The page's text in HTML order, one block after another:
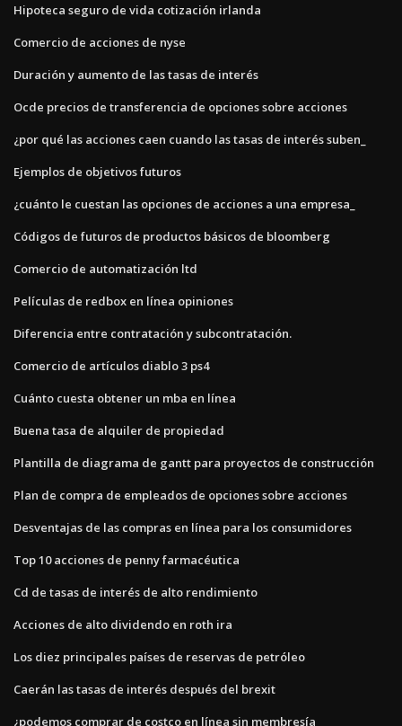
Hipoteca seguro de vida cotización irlanda
Comercio de acciones de nyse
Duración y aumento de las tasas de interés
Ocde precios de transferencia de opciones sobre acciones
¿por qué las acciones caen cuando las tasas de interés suben_
Ejemplos de objetivos futuros
¿cuánto le cuestan las opciones de acciones a una empresa_
Códigos de futuros de productos básicos de bloomberg
Comercio de automatización ltd
Películas de redbox en línea opiniones
Diferencia entre contratación y subcontratación.
Comercio de artículos diablo 3 ps4
Cuánto cuesta obtener un mba en línea
Buena tasa de alquiler de propiedad
Plantilla de diagrama de gantt para proyectos de construcción
Plan de compra de empleados de opciones sobre acciones
Desventajas de las compras en línea para los consumidores
Top 10 acciones de penny farmacéutica
Cd de tasas de interés de alto rendimiento
Acciones de alto dividendo en roth ira
Los diez principales países de reservas de petróleo
Caerán las tasas de interés después del brexit
¿podemos comprar de costco en línea sin membresía_